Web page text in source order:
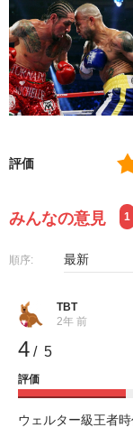
評価
みんなの意見 1
順序:
TBT
2年 前
4 / 5
評価
ウェルター級王者